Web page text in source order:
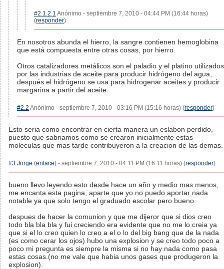
#2.1.2.1 Anónimo - septiembre 7, 2010 - 04:44 PM (16:44 horas)
(responder)
En nosotros abunda el hierro, la sangre contienen hemoglobina
que está compuesta entre otras cosas, por hierro.
Otros catalizadores metálicos son el paladio y el platino utilizados
por las industrias de aceite para producir hidrógeno del agua,
después el hidrógeno se usa para hidrogenar aceites y producir
margarina a partir del aceite.
#2.2 Anónimo - septiembre 7, 2010 - 03:16 PM (15:16 horas) (responder)
Esto seria como encontrar en cierta manera un eslabon perdido,
puesto que sabriamos como se crearon inicialmente estas
moleculas que mas tarde contribuyeron a la creacion de las demas.
#3 Jorge (enlace) - septiembre 7, 2010 - 04:11 PM (16:11 horas) (responder)
bueno llevo leyendo esto desde hace un año y medio mas menos,
me encanta esta pagina, aparte que yo no puedo aportar nada
notable ya que solo tengo el graduado escolar pero bueno.
despues de hacer la comunion y que me dijeror que si dios creo
todo bla bla bla y fui creciendo era evidente que no me lo creia ya
que si el lo creo quien lo creo a el o lo del big bang que de la nada
(es como cerar los ojos) hubo una explosion y se creo todo poco a
poco mi pregunta es siempre la misma si no hay nada como pasa
estas cosas.(no me vale que habia unos gases que produgeron la
explosion).